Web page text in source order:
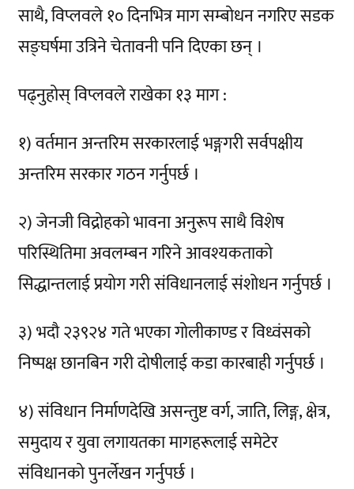
साथै, विप्लवले १० दिनभित्र माग सम्बोधन नगरिए सडक
सङ्घर्षमा उत्रिने चेतावनी पनि दिएका छन् ।
पढ्नुहोस् विप्लवले राखेका १३ माग :
१) वर्तमान अन्तरिम सरकारलाई भङ्गगरी सर्वपक्षीय
अन्तरिम सरकार गठन गर्नुपर्छ ।
२) जेनजी विद्रोहको भावना अनुरूप साथै विशेष
परिस्थितिमा अवलम्बन गरिने आवश्यकताको
सिद्धान्तलाई प्रयोग गरी संविधानलाई संशोधन गर्नुपर्छ ।
३) भदौ २३९२४ गते भएका गोलीकाण्ड र विध्वंसको
निष्पक्ष छानबिन गरी दोषीलाई कडा कारबाही गर्नुपर्छ ।
४) संविधान निर्माणदेखि असन्तुष्ट वर्ग, जाति, लिङ्ग, क्षेत्र,
समुदाय र युवा लगायतका मागहरूलाई समेटेर
संविधानको पुनर्लेखन गर्नुपर्छ ।